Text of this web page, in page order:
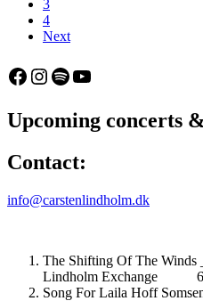
3
4
Next
Facebook
Instagram
Spotify
YouTube
Upcoming concerts
Contact:
info@carstenlindholm.dk
The Shifting Of The Winds
Lindholm Exchange
Song For Laila Hoff